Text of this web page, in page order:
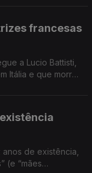
francesas
a Lucio Battisti,
Itália e que morreu
de existência,
(e “mães